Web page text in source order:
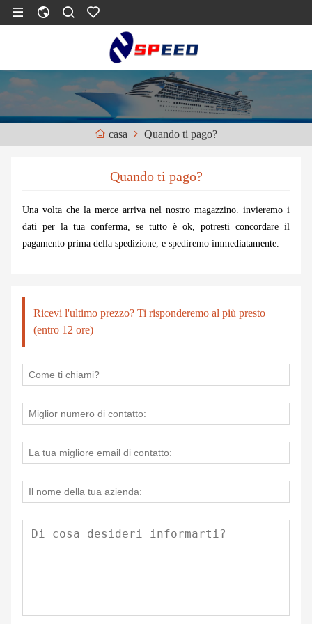
casa Quando ti pago?
Quando ti pago?
Una volta che la merce arriva nel nostro magazzino. invieremo i
dati per la tua conferma, se tutto è ok, potresti concordare il
pagamento prima della spedizione, e spediremo immediatamente.
Ricevi l'ultimo prezzo? Ti risponderemo al più presto
(entro 12 ore)